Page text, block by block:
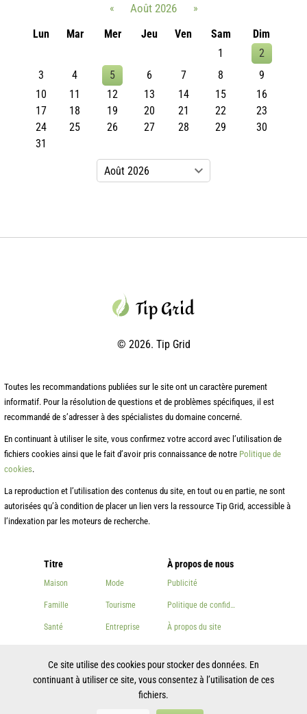
« Août 2026
»
Lun
Mar Mer Jeu Ven Sam
Dim
1
2
3
4 5 6 7 8
9
10
11 12 13 14 15
16
17
18 19 20 21 22
23
24
25 26 27 28 29
30
31
© 2026. Tip Grid
Titre
Maison
Famille
Santé
Cuisson
Mode
Tourisme
Entreprise
À propos de nous
Publicité
Politique de confidentialité
À propos du site
Toutes les recommandations publiées sur le site ont un caractère purement
informatif. Pour la résolution de questions et de problèmes spécifiques, il est
recommandé de s’adresser à des spécialistes du domaine concerné.
En continuant à utiliser le site, vous confirmez votre accord avec l’utilisation de
fichiers cookies ainsi que le fait d’avoir pris connaissance de notre Politique de
cookies.
La reproduction et l’utilisation des contenus du site, en tout ou en partie, ne sont
autorisées qu’à condition de placer un lien vers la ressource Tip Grid, accessible à
l’indexation par les moteurs de recherche.
Ce site utilise des cookies pour stocker des données. En
continuant à utiliser ce site, vous consentez à l’utilisation de ces
fichiers.